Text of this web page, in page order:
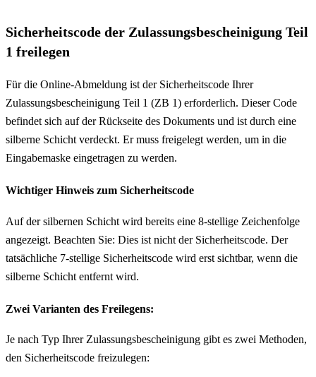
Sicherheitscode der Zulassungsbescheinigung Teil
1 freilegen
Für die Online-Abmeldung ist der Sicherheitscode Ihrer
Zulassungsbescheinigung Teil 1 (ZB 1) erforderlich. Dieser Code
befindet sich auf der Rückseite des Dokuments und ist durch eine
silberne Schicht verdeckt. Er muss freigelegt werden, um in die
Eingabemaske eingetragen zu werden.
Wichtiger Hinweis zum Sicherheitscode
Auf der silbernen Schicht wird bereits eine 8-stellige Zeichenfolge
angezeigt. Beachten Sie: Dies ist nicht der Sicherheitscode. Der
tatsächliche 7-stellige Sicherheitscode wird erst sichtbar, wenn die
silberne Schicht entfernt wird.
Zwei Varianten des Freilegens:
Je nach Typ Ihrer Zulassungsbescheinigung gibt es zwei Methoden,
den Sicherheitscode freizulegen: